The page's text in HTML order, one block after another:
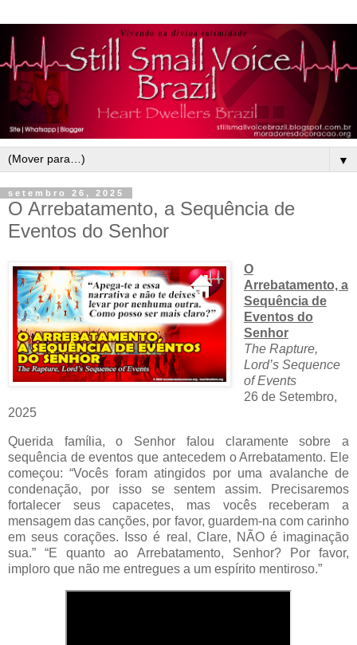
▼
setembro 26, 2025
O Arrebatamento, a Sequência de
Eventos do Senhor
O
Arrebatamento, a
Sequência de
Eventos do
Senhor
The Rapture,
Lord’s Sequence
of Events
26 de Setembro,
2025
Querida família, o Senhor falou claramente sobre a
sequência de eventos que antecedem o Arrebatamento. Ele
começou: “Vocês foram atingidos por uma avalanche de
condenação, por isso se sentem assim. Precisaremos
fortalecer seus capacetes, mas vocês receberam a
mensagem das canções, por favor, guardem-na com carinho
em seus corações. Isso é real, Clare, NÃO é imaginação
sua.” “E quanto ao Arrebatamento, Senhor? Por favor,
imploro que não me entregues a um espírito mentiroso.”